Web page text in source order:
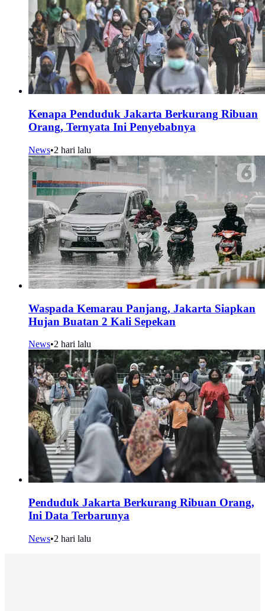
Kenapa Penduduk Jakarta Berkurang Ribuan
Orang, Ternyata Ini Penyebabnya
News•2 hari lalu
Waspada Kemarau Panjang, Jakarta Siapkan
Hujan Buatan 2 Kali Sepekan
News•2 hari lalu
Penduduk Jakarta Berkurang Ribuan Orang,
Ini Data Terbarunya
News•2 hari lalu